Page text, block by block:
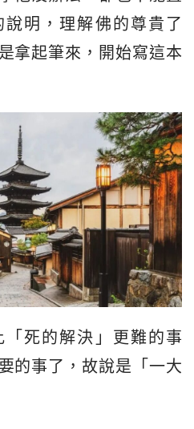
明，理解佛的尊貴了
拿起筆來，開始寫這本
死的解決」更難的事
的事了，故說是「一大